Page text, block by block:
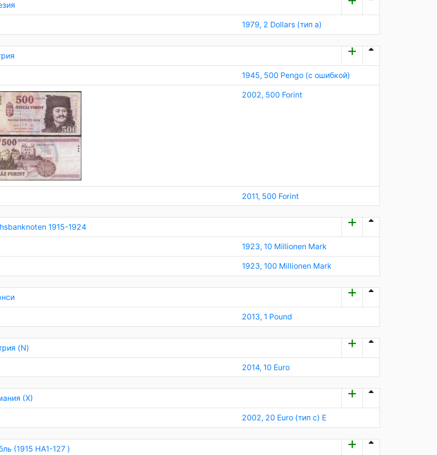
1979, 2 Dollars (тип а)
1945, 500 Pengo (с ошибкой)
2002, 500 Forint
2011, 500 Forint
1915-1924
1923, 10 Millionen Mark
1923, 100 Millionen Mark
2013, 1 Pound
(N)
2014, 10 Euro
(Х)
2002, 20 Euro (тип c) E
(1915 HA1-127 )